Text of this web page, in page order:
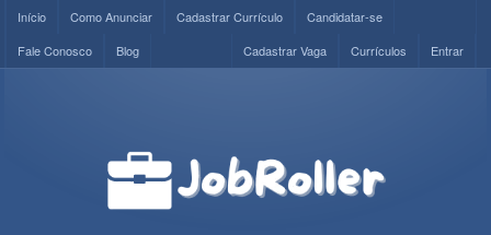
Início Como Anunciar Cadastrar Currículo
Candidatar-se
Fale Conosco
Blog Entrar
Currículos
Cadastrar Vaga